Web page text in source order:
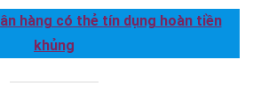
hàng có thẻ tín dụng hoàn tiền
khủng